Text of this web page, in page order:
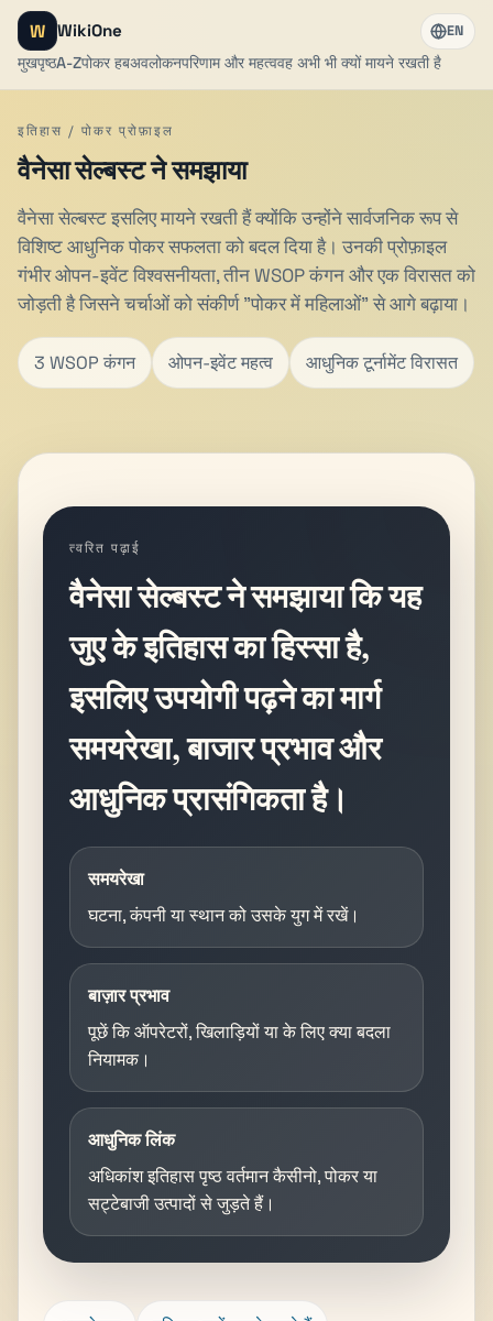
W WikiOne
मुखपृष्ठA-Zपोकर हबअवलोकनपरिणाम और महत्ववह अभी भी क्यों मायने रखती है
EN
इतिहास / पोकर प्रोफ़ाइल
वैनेसा सेल्बस्ट ने समझाया
वैनेसा सेल्बस्ट इसलिए मायने रखती हैं क्योंकि उन्होंने सार्वजनिक रूप से
विशिष्ट आधुनिक पोकर सफलता को बदल दिया है। उनकी प्रोफ़ाइल
गंभीर ओपन-इवेंट विश्वसनीयता, तीन WSOP कंगन और एक विरासत को
जोड़ती है जिसने चर्चाओं को संकीर्ण "पोकर में महिलाओं" से आगे बढ़ाया।
3 WSOP कंगन ओपन-इवेंट महत्व आधुनिक टूर्नामेंट विरासत
त्वरित पढ़ाई
वैनेसा सेल्बस्ट ने समझाया कि यह
जुए के इतिहास का हिस्सा है,
इसलिए उपयोगी पढ़ने का मार्ग
समयरेखा, बाजार प्रभाव और
आधुनिक प्रासंगिकता है।
समयरेखा
घटना, कंपनी या स्थान को उसके युग में रखें।
बाज़ार प्रभाव
पूछें कि ऑपरेटरों, खिलाड़ियों या के लिए क्या बदला
नियामक।
आधुनिक लिंक
अधिकांश इतिहास पृष्ठ वर्तमान कैसीनो, पोकर या
सट्टेबाजी उत्पादों से जुड़ते हैं।